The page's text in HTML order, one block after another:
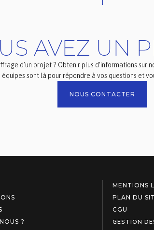
AVEZ UN
d’un projet ? Obtenir plus d’informations sur
équipes sont là pour répondre à vos questions et
NOUS CONTACTER
?
MENTIONS
PLAN DU
CGU
GESTION